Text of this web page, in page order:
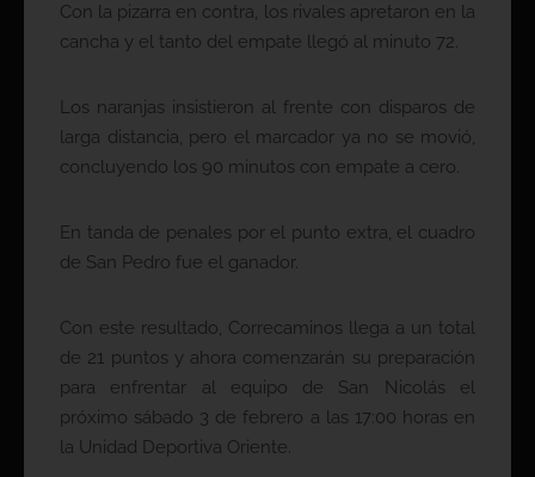
Con la pizarra en contra, los rivales apretaron en la
cancha y el tanto del empate llegó al minuto 72.
Los naranjas insistieron al frente con disparos de
larga distancia, pero el marcador ya no se movió,
concluyendo los 90 minutos con empate a cero.
En tanda de penales por el punto extra, el cuadro
de San Pedro fue el ganador.
Con este resultado, Correcaminos llega a un total
de 21 puntos y ahora comenzarán su preparación
para enfrentar al equipo de San Nicolás el
próximo sábado 3 de febrero a las 17:00 horas en
la Unidad Deportiva Oriente.